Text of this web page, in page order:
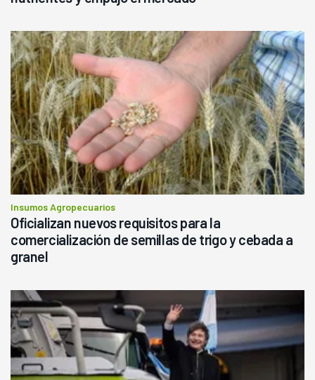
Insumos Agropecuarios
Oficializan nuevos requisitos para la
comercialización de semillas de trigo y cebada a
granel